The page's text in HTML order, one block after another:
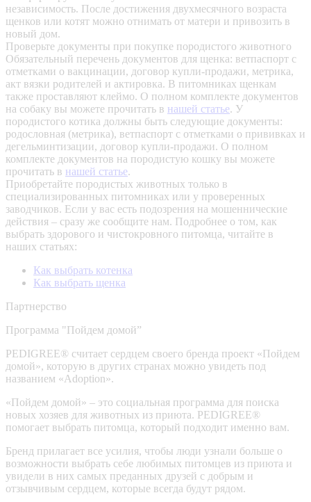
независимость. После достижения двухмесячного возраста
щенков или котят можно отнимать от матери и привозить в
новый дом.
Проверьте документы при покупке породистого животного
Обязательный перечень документов для щенка: ветпаспорт с
отметками о вакцинации, договор купли-продажи, метрика,
акт вязки родителей и актировка. В питомниках щенкам
также проставляют клеймо. О полном комплекте документов
на собаку вы можете прочитать в нашей статье. У
породистого котика должны быть следующие документы:
родословная (метрика), ветпаспорт с отметками о прививках и
дегельминтизации, договор купли-продажи. О полном
комплекте документов на породистую кошку вы можете
прочитать в нашей статье.
Приобретайте породистых животных только в
специализированных питомниках или у проверенных
заводчиков. Если у вас есть подозрения на мошеннические
действия – сразу же сообщите нам. Подробнее о том, как
выбрать здорового и чистокровного питомца, читайте в
наших статьях:
Как выбрать котенка
Как выбрать щенка
Партнерство
Программа "Пойдем домой”
PEDIGREE® считает сердцем своего бренда проект «Пойдем
домой», которую в других странах можно увидеть под
названием «Adoption».
«Пойдем домой» – это социальная программа для поиска
новых хозяев для животных из приюта. PEDIGREE®
помогает выбрать питомца, который подходит именно вам.
Бренд прилагает все усилия, чтобы люди узнали больше о
возможности выбрать себе любимых питомцев из приюта и
увидели в них самых преданных друзей с добрым и
отзывчивым сердцем, которые всегда будут рядом.